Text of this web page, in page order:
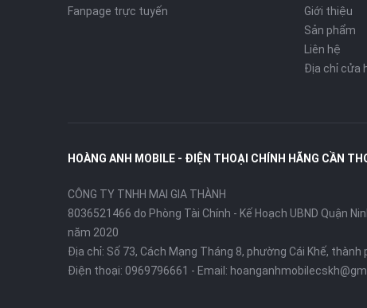
Fanpage trực tuyến
Giới thiệu
Sản phẩm
Liên hệ
Địa chỉ cửa
HOÀNG ANH MOBILE - ĐIỆN THOẠI CHÍNH HÃNG CẦN
CÔNG TY TNHH MAI GIA THÀNH
8036521466 do Phòng Tài Chính - Kế Hoạch UBND Quận
năm 2020
Địa chỉ: Số 73, Cách Mạng Tháng 8, phường Cái Khế, thành
Điện thoại: 0969796661 - Email: